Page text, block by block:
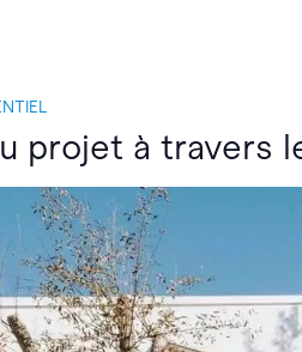
projet à travers